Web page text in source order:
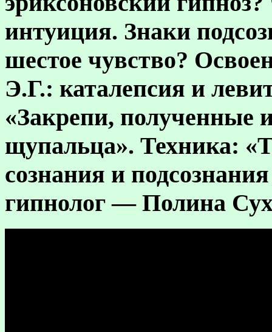
интуиция. Знаки
шестое чувство?
Э.Г.: каталепсия и
«Закрепи, полученные
щупальца». Техника:
сознания и
гипнолог — Полина